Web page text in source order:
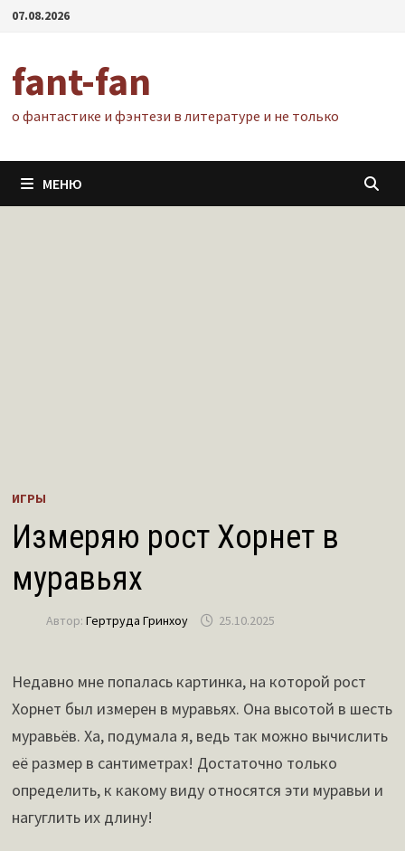
Перейти
07.08.2026
fant-fan
о фантастике и фэнтези в литературе и не только
МЕНЮ
ИГРЫ
Измеряю рост Хорнет в
муравьях
Автор: Гертруда Гринхоу 25.10.2025
Недавно мне попалась картинка, на которой рост
Хорнет был измерен в муравьях. Она высотой в шесть
муравьёв. Ха, подумала я, ведь так можно вычислить
её размер в сантиметрах! Достаточно только
определить, к какому виду относятся эти муравьи и
нагуглить их длину!